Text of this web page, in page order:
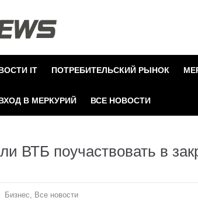
IT ПОТРЕБИТЕЛЬСКИЙ РЫНОК
В МЕРКУРИЙ ВСЕ НОВОСТИ
ВТБ поучаствовать в
Бизнес Все новости